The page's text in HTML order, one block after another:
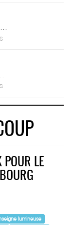
POUR LE
lumineuse